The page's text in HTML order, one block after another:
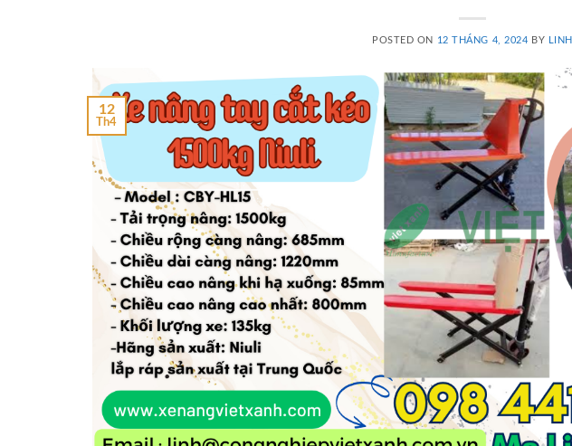
POSTED ON 12 THÁNG 4, 2024 BY LINH
12
Th4